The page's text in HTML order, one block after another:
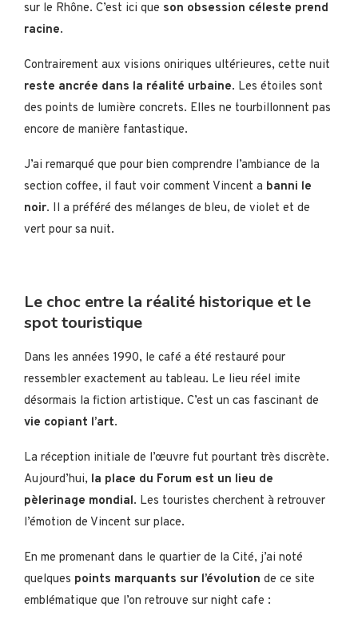
sur le Rhône. C’est ici que son obsession céleste prend
racine.
Contrairement aux visions oniriques ultérieures, cette nuit
reste ancrée dans la réalité urbaine. Les étoiles sont
des points de lumière concrets. Elles ne tourbillonnent pas
encore de manière fantastique.
J’ai remarqué que pour bien comprendre l’ambiance de la
section coffee, il faut voir comment Vincent a banni le
noir. Il a préféré des mélanges de bleu, de violet et de
vert pour sa nuit.
Le choc entre la réalité historique et le
spot touristique
Dans les années 1990, le café a été restauré pour
ressembler exactement au tableau. Le lieu réel imite
désormais la fiction artistique. C’est un cas fascinant de
vie copiant l’art.
La réception initiale de l’œuvre fut pourtant très discrète.
Aujourd’hui, la place du Forum est un lieu de
pèlerinage mondial. Les touristes cherchent à retrouver
l’émotion de Vincent sur place.
En me promenant dans le quartier de la Cité, j’ai noté
quelques points marquants sur l’évolution de ce site
emblématique que l’on retrouve sur night cafe :